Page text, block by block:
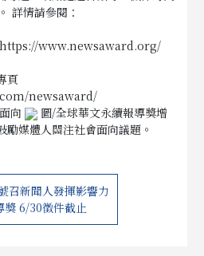
詳情請參閱：
https://www.newsaward.org/
頁
newsaward/
向
圖/全球華文永續報導獎增
媒體人關注社會面向議題。
召新聞人發揮影響力
獎 6/30徵件截止